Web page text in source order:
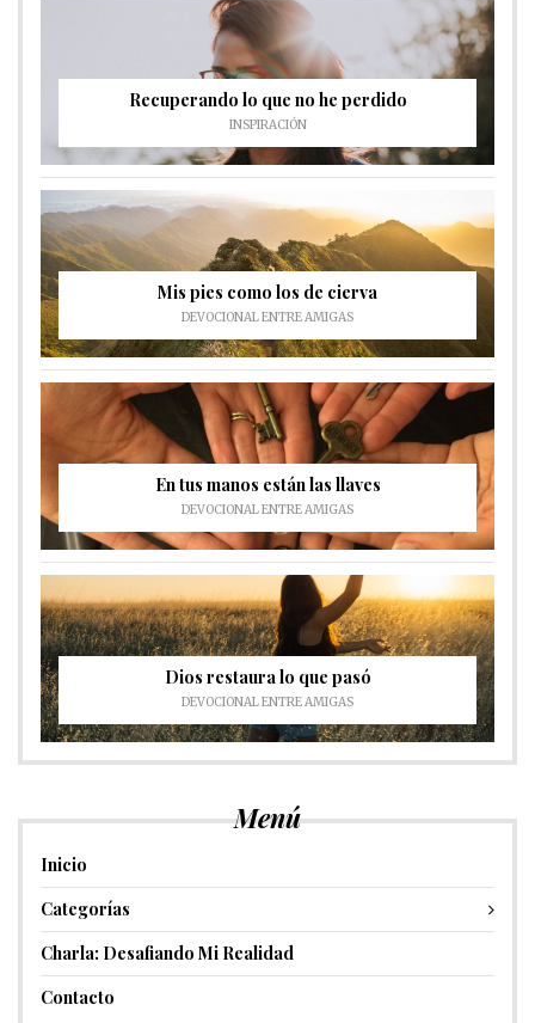
Recuperando lo que no he perdido
INSPIRACIÓN
Mis pies como los de cierva
DEVOCIONAL ENTRE AMIGAS
En tus manos están las llaves
DEVOCIONAL ENTRE AMIGAS
Dios restaura lo que pasó
DEVOCIONAL ENTRE AMIGAS
Menú
Inicio
Categorías
Charla: Desafiando Mi Realidad
Contacto